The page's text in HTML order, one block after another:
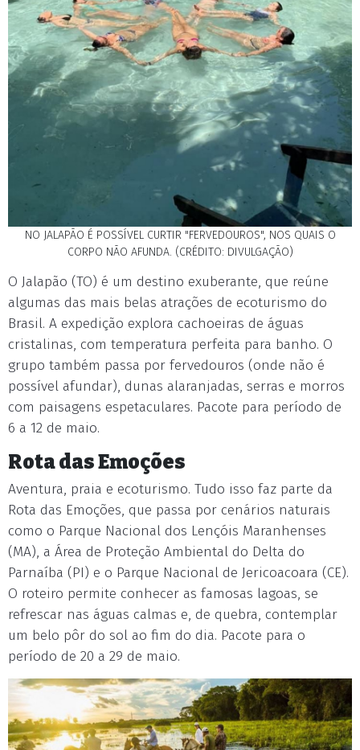
NO JALAPÃO É POSSÍVEL CURTIR "FERVEDOUROS", NOS QUAIS O
CORPO NÃO AFUNDA. (CRÉDITO: DIVULGAÇÃO)
O Jalapão (TO) é um destino exuberante, que reúne
algumas das mais belas atrações de ecoturismo do
Brasil. A expedição explora cachoeiras de águas
cristalinas, com temperatura perfeita para banho. O
grupo também passa por fervedouros (onde não é
possível afundar), dunas alaranjadas, serras e morros
com paisagens espetaculares. Pacote para período de
6 a 12 de maio.
Rota das Emoções
Aventura, praia e ecoturismo. Tudo isso faz parte da
Rota das Emoções, que passa por cenários naturais
como o Parque Nacional dos Lençóis Maranhenses
(MA), a Área de Proteção Ambiental do Delta do
Parnaíba (PI) e o Parque Nacional de Jericoacoara (CE).
O roteiro permite conhecer as famosas lagoas, se
refrescar nas águas calmas e, de quebra, contemplar
um belo pôr do sol ao fim do dia. Pacote para o
período de 20 a 29 de maio.